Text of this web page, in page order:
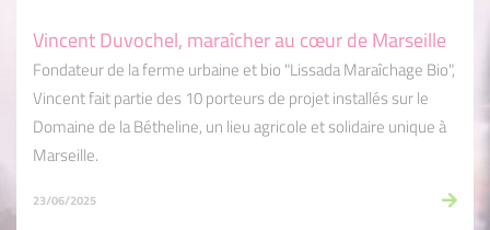
Vincent Duvochel, maraîcher au cœur de Marseille
Fondateur de la ferme urbaine et bio "Lissada Maraîchage Bio",
Vincent fait partie des 10 porteurs de projet installés sur le
Domaine de la Bétheline, un lieu agricole et solidaire unique à
Marseille.
23/06/2025